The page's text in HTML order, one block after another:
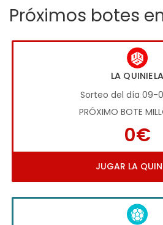
Próximos botes
LA QUINIELA
Sorteo del día 09-
PRÓXIMO BOTE
0€
JUGAR LA